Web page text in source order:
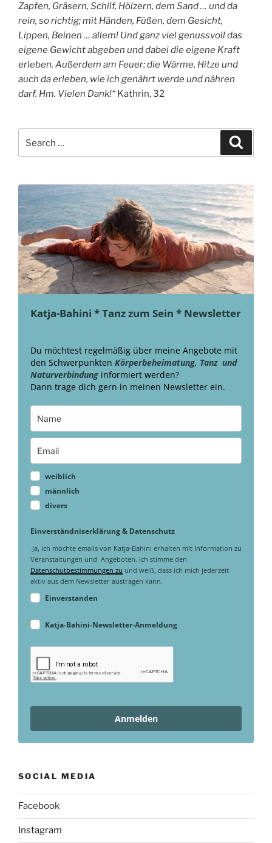
Zapfen, Gräsern, Schilf, Hölzern, dem Sand … und da
rein, so richtig; mit Händen, Füßen, dem Gesicht,
Lippen, Beinen … allem! Und ganz viel genussvoll das
eigene Gewicht abgeben und dabei die eigene Kraft
erleben. Außerdem am Feuer: die Wärme, Hitze und
auch da erleben, wie ich genährt werde und nähren
darf. Hm. Vielen Dank!“ Kathrin, 32
for:
Katja-Bahini * Tanz zum Sein * Newsletter
Du möchtest regelmäßig über meine Angebote mit
den Schwerpunkten Körperbeheimatung, Tanz und
Naturverbindung informiert werden?
Dann trage dich gern in meinen Newsletter ein.
weiblich
männlich
divers
Einverständniserklärung & Datenschutz
Ja, ich möchte emails von Katja-Bahini erhalten mit Information zu
Veranstaltungen und Angeboten. Ich stimme den
Datenschutbestimmungen zu und weiß, dass ich mich jederzeit
aktiv aus dem Newsletter austragen kann.
Einverstanden
Katja-Bahini-Newsletter-Anmeldung
Anmelden
SOCIAL MEDIA
Facebook
Instagram